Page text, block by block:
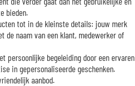
bieden.
tot in de kleinste details: jouw merk
de naam van een klant, medewerker of
persoonlijke begeleiding door een ervaren
in gepersonaliseerde geschenken.
aanbod.